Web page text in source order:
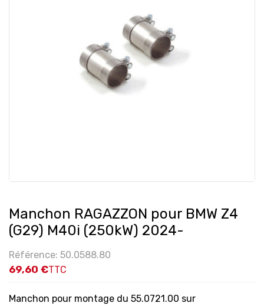
Manchon RAGAZZON pour BMW Z4
(G29) M40i (250kW) 2024-
Référence: 50.0588.80
69,60 €TTC
Manchon pour montage du 55.0721.00 sur